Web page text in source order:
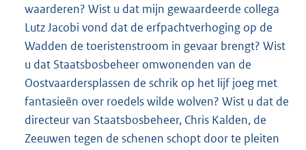
waarderen? Wist u dat mijn gewaardeerde collega
Lutz Jacobi vond dat de erfpachtverhoging op de
Wadden de toeristenstroom in gevaar brengt? Wist
u dat Staatsbosbeheer omwonenden van de
Oostvaardersplassen de schrik op het lijf joeg met
fantasieën over roedels wilde wolven? Wist u dat de
directeur van Staatsbosbeheer, Chris Kalden, de
Zeeuwen tegen de schenen schopt door te pleiten